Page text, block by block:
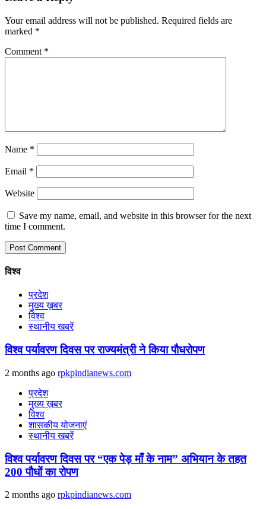
Your email address will not be published. Required fields are
marked *
Comment *
Name *
Email *
Website
Save my name, email, and website in this browser for the next
time I comment.
विश्व
प्रदेश
मुख्य ख़बर
विश्व
स्थानीय खबरें
विश्व पर्यावरण दिवस पर राज्यमंत्री ने किया पौधरोपण
2 months ago rpkpindianews.com
प्रदेश
मुख्य ख़बर
विश्व
शासकीय योजनाएं
स्थानीय खबरें
विश्व पर्यावरण दिवस पर “एक पेड़ माँ के नाम” अभियान के तहत
200 पौधों का रोपण
2 months ago rpkpindianews.com